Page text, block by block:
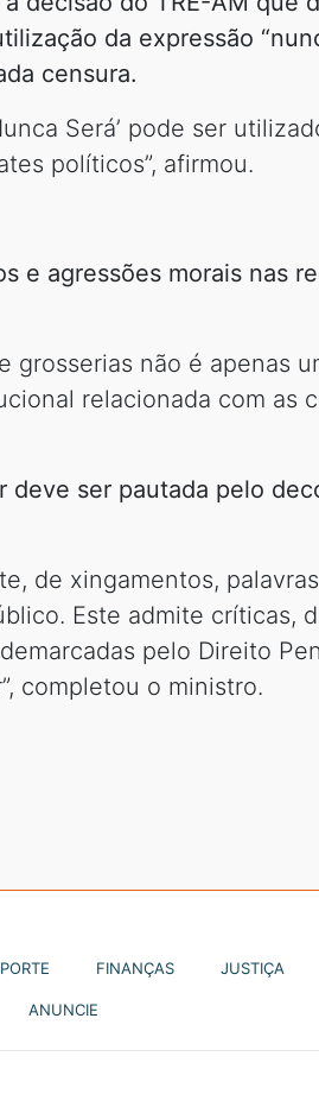
da expressão
censura.
Será’ pode ser
políticos”, afirmou.
e agressões morais nas
grosserias não é apenas
relacionada com as
deve ser pautada pelo
de xingamentos,
Este admite críticas,
pelo Direito
completou o ministro.
FINANÇAS JUSTIÇA
ANUNCIE